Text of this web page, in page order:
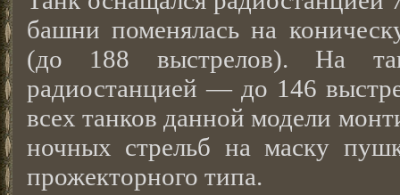
башни поменялась на
(до 188 выстрелов). На
радиостанцией — до 146
всех танков данной модели
ночных стрельб на маску
прожекторного типа.